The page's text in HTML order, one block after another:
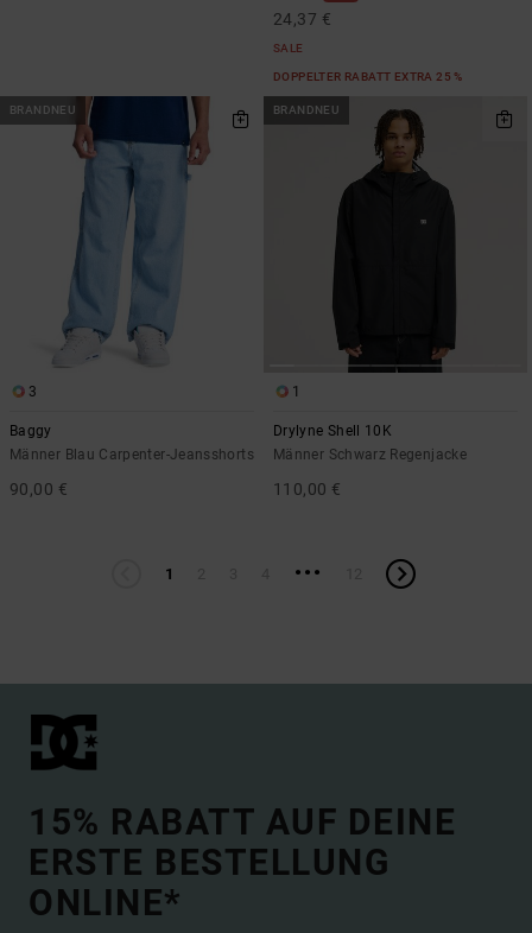
24,37 €
SALE
DOPPELTER RABATT EXTRA 25 %
BRANDNEU
3
Baggy
Männer Blau Carpenter-Jeansshorts
90,00 €
BRANDNEU
1
Drylyne Shell 10K
Männer Schwarz Regenjacke
110,00 €
1 ...
15% RABATT AUF DEINE
ERSTE BESTELLUNG
ONLINE*